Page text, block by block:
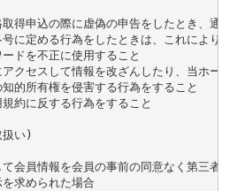
得申込の際に虚偽の申告をしたとき、通信
に定める行為をしたときは、これにより当
ドを不正に使用すること
クセスして情報を改ざんしたり、当ホーム
的所有権を侵害する行為をすること
約に反する行為をすること
い)
会員情報を会員の事前の同意なく第三者に
求められた場合